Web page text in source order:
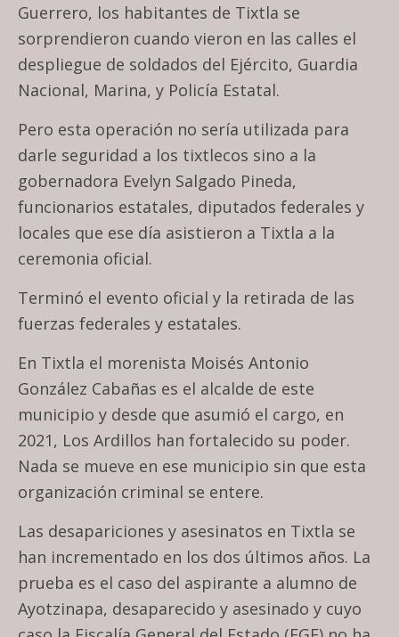
Guerrero, los habitantes de Tixtla se
sorprendieron cuando vieron en las calles el
despliegue de soldados del Ejército, Guardia
Nacional, Marina, y Policía Estatal.
Pero esta operación no sería utilizada para
darle seguridad a los tixtlecos sino a la
gobernadora Evelyn Salgado Pineda,
funcionarios estatales, diputados federales y
locales que ese día asistieron a Tixtla a la
ceremonia oficial.
Terminó el evento oficial y la retirada de las
fuerzas federales y estatales.
En Tixtla el morenista Moisés Antonio
González Cabañas es el alcalde de este
municipio y desde que asumió el cargo, en
2021, Los Ardillos han fortalecido su poder.
Nada se mueve en ese municipio sin que esta
organización criminal se entere.
Las desapariciones y asesinatos en Tixtla se
han incrementado en los dos últimos años. La
prueba es el caso del aspirante a alumno de
Ayotzinapa, desaparecido y asesinado y cuyo